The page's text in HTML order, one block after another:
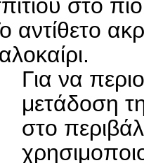
στο
αντίθετο
Για να
μετάδοση
στο